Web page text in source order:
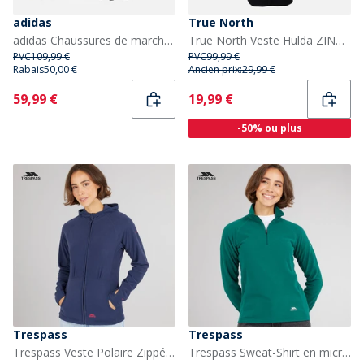
adidas
adidas Chaussures de marche Terrex AX4 Femme Grey Six/Preloved Fig/Core Black
PVC109,99 €
Rabais50,00 €
Current
59,99 €
True North
True North Veste Hulda ZINK Femme Noir
PVC99,99 €
Ancien prix:29,99 €
Current
19,99 €
-50% ou plus
Trespass
Trespass Veste Polaire Zippée à Capuche de Marathon Femme Marine/Rose
Trespass
Trespass Sweat-Shirt en micro-Polaire zippé Femme Teal